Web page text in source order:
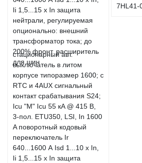
стационарный авт.
выключатель в литом
корпусе типоразмер 1600; с
RTC и 4AUX сигнальный
контакт срабатывания S24;
Icu "M" Icu 55 кA @ 415 В,
3-пол. ETU350, LSI, In 1600
A поворотный кодовый
переключатель Ir
640...1600 А Isd 1...10 x In,
Ii 1,5...15 x In защита
7HL41-